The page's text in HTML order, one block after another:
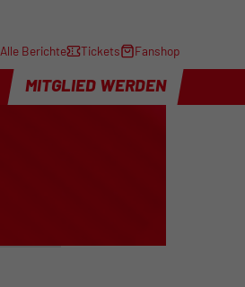
Alle Berichte Tickets Fanshop
MITGLIED WERDEN